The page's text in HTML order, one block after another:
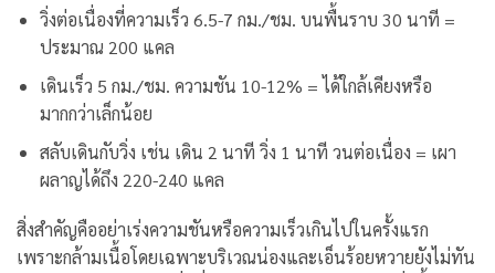
วิ่งต่อเนื่องที่ความเร็ว 6.5-7 กม./ชม. บนพื้นราบ 30 นาที =
ประมาณ 200 แคล
เดินเร็ว 5 กม./ชม. ความชัน 10-12% = ได้ใกล้เคียงหรือ
มากกว่าเล็กน้อย
สลับเดินกับวิ่ง เช่น เดิน 2 นาที วิ่ง 1 นาที วนต่อเนื่อง = เผา
ผลาญได้ถึง 220-240 แคล
สิ่งสำคัญคืออย่าเร่งความชันหรือความเร็วเกินไปในครั้งแรก
เพราะกล้ามเนื้อโดยเฉพาะบริเวณน่องและเอ็นร้อยหวายยังไม่ทัน